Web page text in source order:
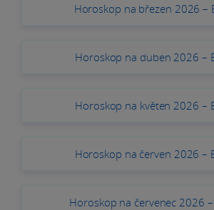
Horoskop na březen 2026 –
Horoskop na duben 2026 –
Horoskop na květen 2026 –
Horoskop na červen 2026 –
Horoskop na červenec 2026 –